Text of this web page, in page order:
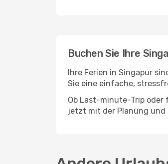
Buchen Sie Ihre
Ihre Ferien in Singapur
Sie eine einfache,
Ob Last-minute-Trip oder
jetzt mit der Planung und